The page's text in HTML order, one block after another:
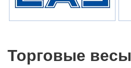
Торговые весы